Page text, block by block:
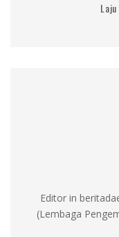
Editor in
(Lembaga